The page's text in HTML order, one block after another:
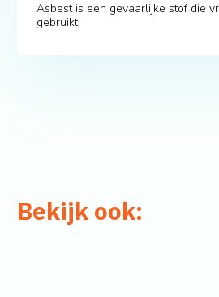
Asbest is een gevaarlijke stof die
gebruikt.
Bekijk ook: